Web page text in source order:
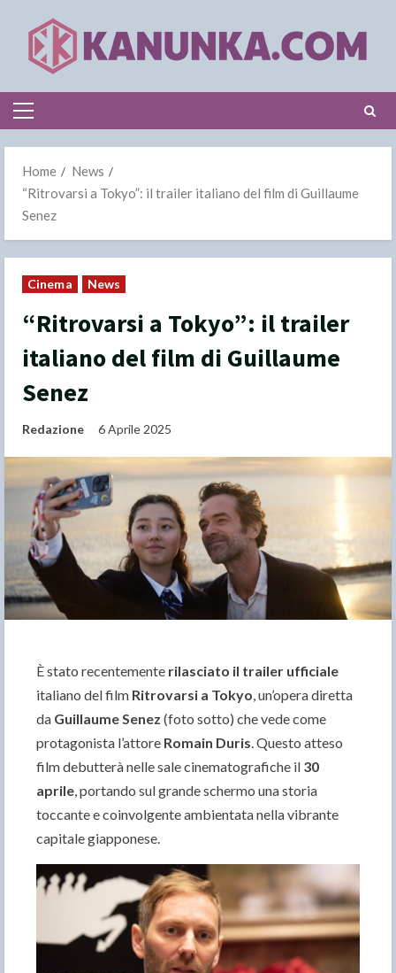
content
Primary
Home
News
“Ritrovarsi a Tokyo”: il trailer italiano del film di Guillaume
Senez
Cinema News
“Ritrovarsi a Tokyo”: il trailer
italiano del film di Guillaume
Senez
Redazione 6 Aprile 2025
È stato recentemente rilasciato il trailer ufficiale
italiano del film Ritrovarsi a Tokyo , un’opera diretta
da Guillaume Senez (foto sotto) che vede come
protagonista l’attore Romain Duris . Questo atteso
film debutterà nelle sale cinematografiche il 30
aprile , portando sul grande schermo una storia
toccante e coinvolgente ambientata nella vibrante
capitale giapponese.